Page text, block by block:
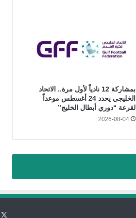
بمشاركة 12 نادياً لأول مرة.. الاتحاد
الخليجي يحدد 24 أغسطس موعداً
لقرعة “دوري أبطال الخليج”
2026-08-04